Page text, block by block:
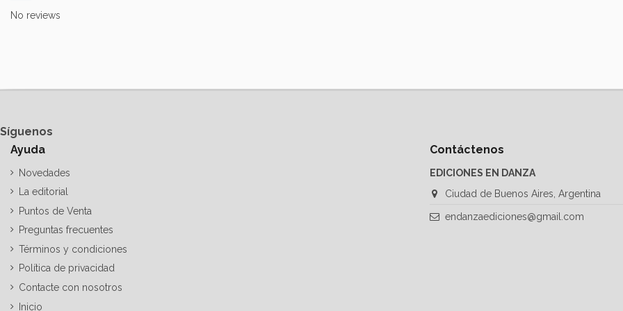
No reviews
Síguenos
Ayuda
Novedades
La editorial
Puntos de Venta
Preguntas frecuentes
Términos y condiciones
Política de privacidad
Contacte con nosotros
Inicio
Contáctenos
EDICIONES EN DANZA
Ciudad de Buenos Aires, Argentina
endanzaediciones@gmail.com